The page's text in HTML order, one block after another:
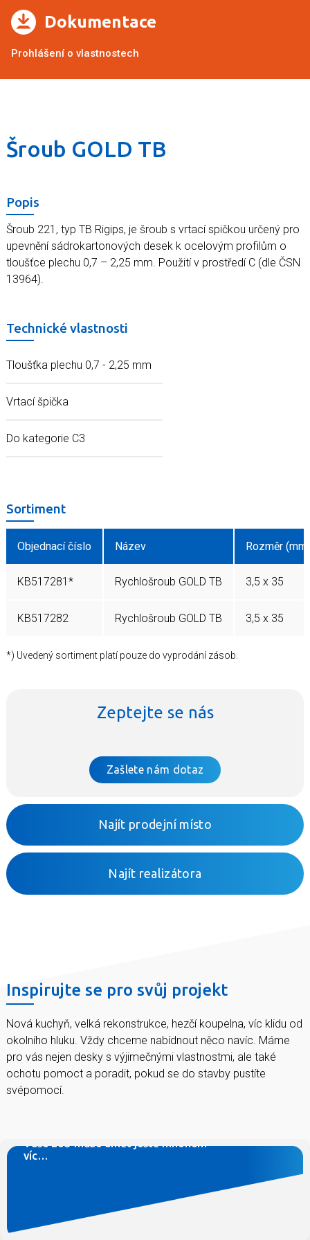
Dokumentace
Prohlášení o vlastnostech
Šroub GOLD TB
Popis
Šroub 221, typ TB Rigips, je šroub s vrtací spičkou určený pro
upevnění sádrokartonových desek k ocelovým profilům o
tloušťce plechu 0,7 – 2,25 mm. Použití v prostředí C (dle ČSN
13964).
Technické vlastnosti
Tloušťka plechu 0,7 - 2,25 mm
Vrtací špička
Do kategorie C3
Sortiment
Objednací číslo Název Rozměr (mm)
KB517281* Rychlošroub GOLD TB 3,5 x 35
KB517282 Rychlošroub GOLD TB 3,5 x 35
*) Uvedený sortiment platí pouze do vyprodání zásob.
Zeptejte se nás
Zašlete nám dotaz
Najít prodejní místo
Najít realizátora
Inspirujte se pro svůj projekt
Nová kuchyň, velká rekonstrukce, hezčí koupelna, víc klidu od
okolního hluku. Vždy chceme nabídnout něco navíc. Máme
pro vás nejen desky s výjimečnými vlastnostmi, ale také
ochotu pomoct a poradit, pokud se do stavby pustíte
svépomocí.
Máte dost hluku od sousedů, chcete mít doma
Vaše zeď může umět ještě mnohem
víc…